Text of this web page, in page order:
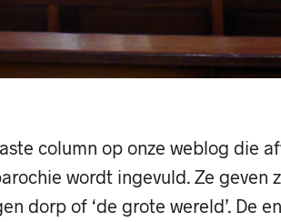
column op onze weblog die
wordt ingevuld. Ze geven
dorp of ‘de grote wereld’. De